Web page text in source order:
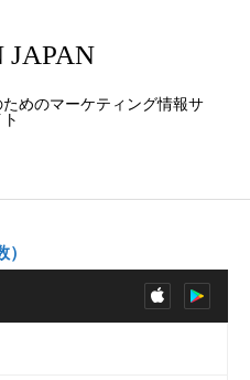
JAPAN
めのマーケティング情報サ